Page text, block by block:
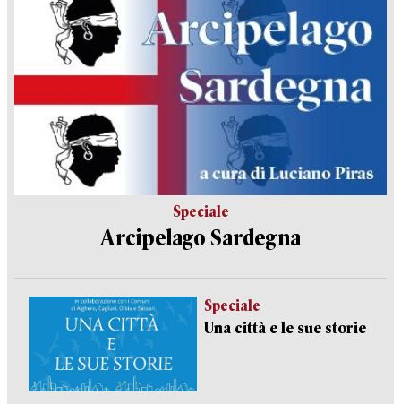
Speciale
Arcipelago Sardegna
Speciale
Una città e le sue storie